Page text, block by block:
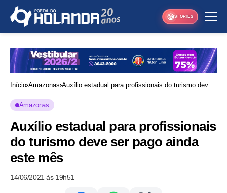
STORIES
Início Amazonas Auxílio estadual para profissionais do turismo deve
Amazonas
Auxílio estadual para profissionais
do turismo deve ser pago ainda
este mês
14/06/2021 às 19h51